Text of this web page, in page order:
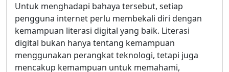
Untuk menghadapi bahaya tersebut, setiap
pengguna internet perlu membekali diri dengan
kemampuan literasi digital yang baik. Literasi
digital bukan hanya tentang kemampuan
menggunakan perangkat teknologi, tetapi juga
mencakup kemampuan untuk memahami,